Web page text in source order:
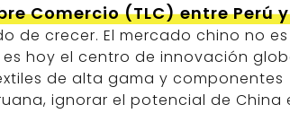
Comercio (TLC) entre Perú
de crecer. El mercado chino no
hoy el centro de innovación
de alta gama y componentes
ignorar el potencial de China